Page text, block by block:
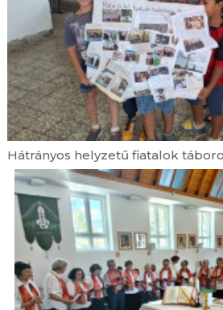
Hátrányos helyzetű fiatalok